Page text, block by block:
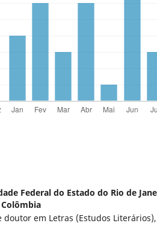
Federal do Estado do Rio de
doutor em Letras (Estudos Literários),